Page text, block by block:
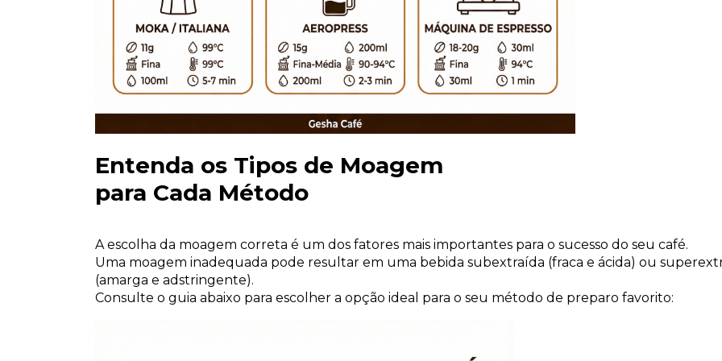
Entenda os Tipos de Moagem
para Cada Método
A escolha da moagem correta é um dos fatores mais importantes para o sucesso do seu café.
Uma moagem inadequada pode resultar em uma bebida subextraída (fraca e ácida) ou
(amarga e adstringente).
Consulte o guia abaixo para escolher a opção ideal para o seu método de preparo favorito: